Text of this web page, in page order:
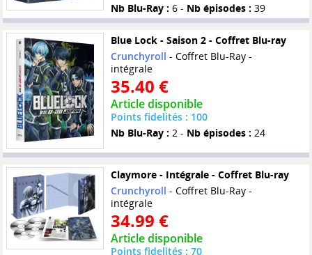
Nb Blu-Ray : 6 - Nb épisodes : 39
Blue Lock - Saison 2 - Coffret Blu-ray
Crunchyroll - Coffret Blu-Ray -
intégrale
35.40 €
Article disponible
Points fidelités : 100
Nb Blu-Ray : 2 - Nb épisodes : 24
Claymore - Intégrale - Coffret Blu-ray
Crunchyroll - Coffret Blu-Ray -
intégrale
34.99 €
Article disponible
Points fidelités : 70